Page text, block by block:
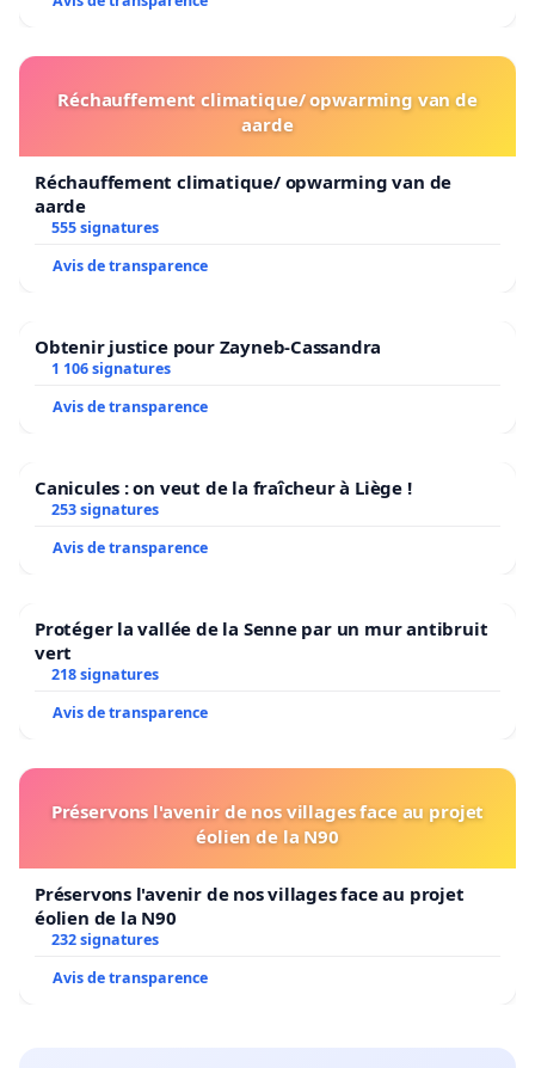
Réchauffement climatique/ opwarming van de
aarde
Réchauffement climatique/ opwarming van de
aarde
555 signatures
Avis de transparence
Obtenir justice pour Zayneb-Cassandra
1 106 signatures
Avis de transparence
Canicules : on veut de la fraîcheur à Liège !
253 signatures
Avis de transparence
Protéger la vallée de la Senne par un mur antibruit
vert
218 signatures
Avis de transparence
Préservons l'avenir de nos villages face au projet
éolien de la N90
Préservons l'avenir de nos villages face au projet
éolien de la N90
232 signatures
Avis de transparence